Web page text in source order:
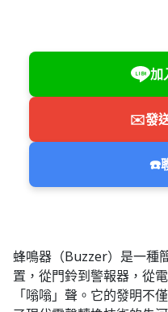
加
✉️發
☎️
蜂鳴器（Buzzer）是一種
置，從門鈴到警報器，從
「嗡嗡」聲。它的發明不